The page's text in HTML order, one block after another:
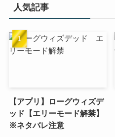
人気記事
【アプリ】ローグウィズデ
ッド【エリーモード解禁】
※ネタバレ注意